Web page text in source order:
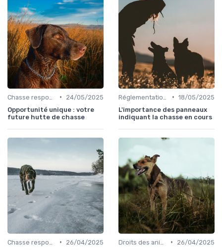
•
24/05/2025
Opportunité unique : votre
future hutte de chasse
• 18/05/2025
L'importance des panneaux
indiquant la chasse en cours
•
26/04/2025
•
26/04/2025